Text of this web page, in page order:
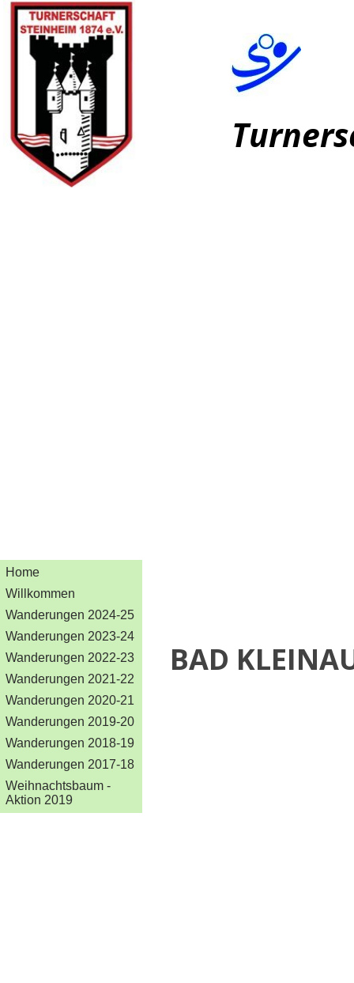
Home
Willkommen
Wanderungen 2024-25
Wanderungen 2023-24
Wanderungen 2022-23
Wanderungen 2021-22
Wanderungen 2020-21
Wanderungen 2019-20
Wanderungen 2018-19
Wanderungen 2017-18
Weihnachtsbaum -
Aktion 2019
BAD